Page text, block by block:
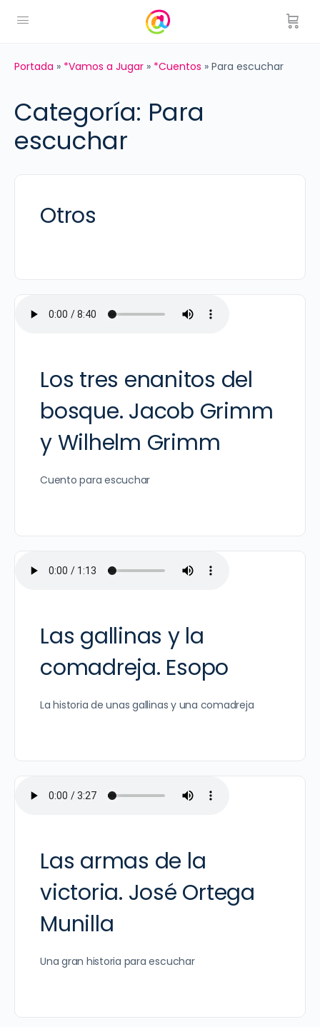
Portada » *Vamos a Jugar » *Cuentos » Para escuchar
Categoría: Para
escuchar
Otros
Los tres enanitos del
bosque. Jacob Grimm
y Wilhelm Grimm
Cuento para escuchar
Las gallinas y la
comadreja. Esopo
La historia de unas gallinas y una comadreja
Las armas de la
victoria. José Ortega
Munilla
Una gran historia para escuchar